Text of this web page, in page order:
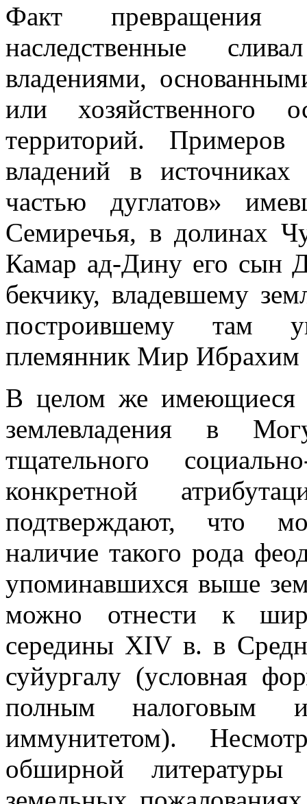
Факт превращения
наследственные
владениями,
или хозяйственного
территорий. Примеров
владений в
частью дуглатов»
Семиречья, в долинах
Камар ад-Дину его сын
бекчику, владевшему
построившему там
племянник Мир Ибрахим
В целом же имеющиеся
землевладения в
тщательного
конкретной
подтверждают, что
наличие такого рода
упоминавшихся выше
можно отнести к
середины XIV в. в
суйургалу (условная
полным налоговым и
иммунитетом).
обширной